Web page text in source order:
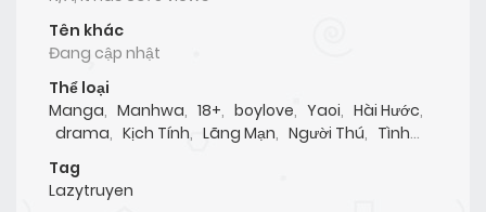
Tên khác
Đang cập nhật
Thể loại
Manga, Manhwa, 18+, boylove, Yaoi, Hài Hước,
drama, Kịch Tính, Lãng Mạn, Người Thú, Tình
Tag
Lazytruyen